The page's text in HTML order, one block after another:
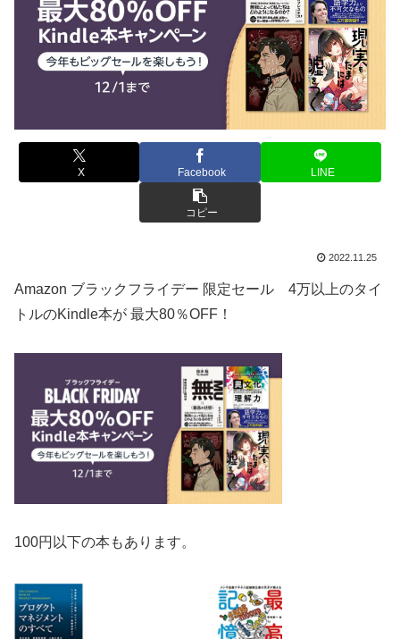
X Facebook LINE
コピー
2022.11.25
Amazon ブラックフライデー 限定セール 4万以上のタイ
トルのKindle本が 最大80％OFF！
100円以下の本もあります。